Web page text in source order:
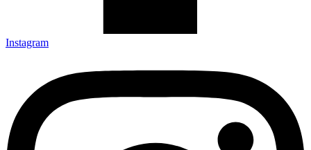
Instagram